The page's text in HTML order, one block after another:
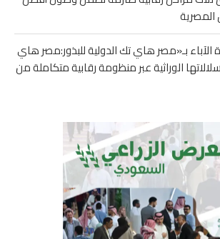
المصرية
الآباء بـ«مصر هاي تك الدولية للبذور:مصر هاي
الوراثية عبر منظومة رقابية متكاملة من